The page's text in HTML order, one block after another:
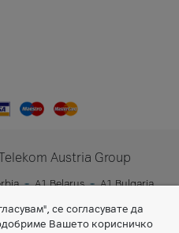
Austria Group
A1 Belarus
A1 Bulgaria
A1 Digital
се согласувате да
Вашето корисничко